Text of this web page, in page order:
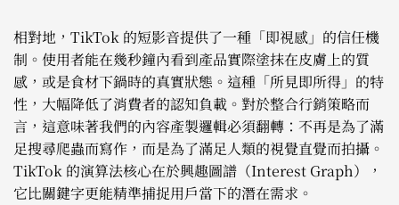
相對地，TikTok 的短影音提供了一種「即視感」的信任機
制。使用者能在幾秒鐘內看到產品實際塗抹在皮膚上的質
感，或是食材下鍋時的真實狀態。這種「所見即所得」的特
性，大幅降低了消費者的認知負載。對於整合行銷策略而
言，這意味著我們的內容產製邏輯必須翻轉：不再是為了滿
足搜尋爬蟲而寫作，而是為了滿足人類的視覺直覺而拍攝。
TikTok 的演算法核心在於興趣圖譜（Interest Graph），
它比關鍵字更能精準捕捉用戶當下的潛在需求。